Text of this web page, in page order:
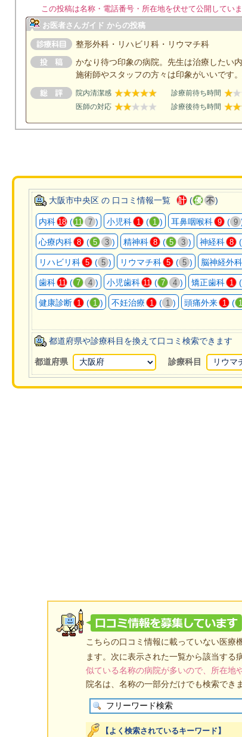
この投稿は名称・電話番号・所在地を伏せて公開してい
お医者さんガイド からの投稿
整形外科・リハビリ科・リウマチ科
かなり待つ印象の病院。先生は治療したい
施術師やスタッフの方々は印象がいいです
院内清潔感 診療前待ち時間
医師の対応
診療後待ち時間
大阪市中央区 の 口コミ情報一覧 計 (優 不)
内科 18 (11 7 ) 小児科 1 ( 1 ) 耳鼻咽喉科 9 ( 9
心療内科 8 ( 5 3 ) 精神科 8 ( 5 3 ) 神経科 8 (
リハビリ科 5 ( 5 ) リウマチ科 5 ( 5 ) 脳神経外科
歯科 11 ( 7 4 ) 小児歯科 11 ( 7 4 ) 矯正歯科 1 (
健康診断 1 ( 1 ) 不妊治療 1 ( 1 ) 頭痛外来 1 ( 1
都道府県や診療科目を換えて口コミ検索できます
都道府県 診療科目
こちらの口コミ情報に載っていない医療
ます。次に表示された一覧から該当する
似ている名称の病院が多いので、所在地
院名は、名称の一部分だけでも検索でき
【よく検索されているキーワード】